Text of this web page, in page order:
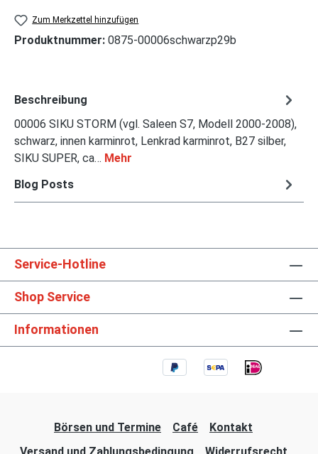
Zum Merkzettel hinzufügen
Produktnummer: 0875-00006schwarzp29b
Beschreibung
00006 SIKU STORM (vgl. Saleen S7, Modell 2000-2008),
schwarz, innen karminrot, Lenkrad karminrot, B27 silber,
SIKU SUPER, ca… Mehr
Blog Posts
Service-Hotline
Shop Service
Informationen
Börsen und Termine Café
Kontakt